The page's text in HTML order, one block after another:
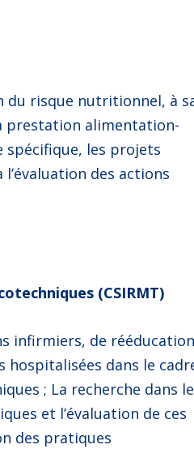
du risque nutritionnel, à
prestation alimentation-
les projets
des actions
(CSIRMT)
infirmiers, de
hospitalisées dans le
; La recherche dans le
et l’évaluation de ces
des pratiques